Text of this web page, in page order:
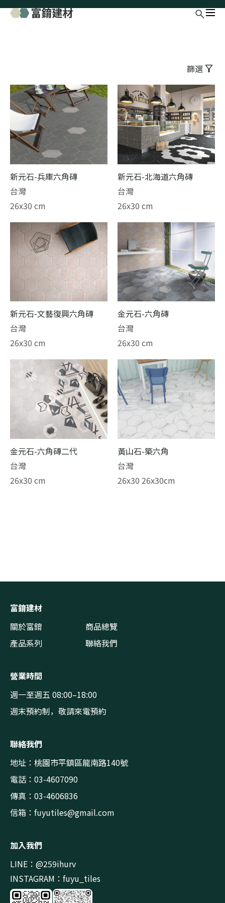
篩選
新元石-兵庫六角磚
台灣
26x30 cm
新元石-北海道六角磚
台灣
26x30 cm
新元石-文藝復興六角磚
台灣
26x30 cm
金元石-六角磚
台灣
26x30 cm
金元石-六角磚二代
台灣
26x30 cm
黃山石-築六角
台灣
26x30 26x30cm
富錥建材
關於富錥
商品總覽
產品系列
聯絡我們
營業時間
週一至週五 08:00–18:00
週末預約制，敬請來電預約
聯絡我們
地址：桃園市平鎮區龍南路140號
電話：03-4607090
傳真：03-4606836
信箱： fuyutiles@gmail.com
加入我們
LINE：@259ihurv
INSTAGRAM：fuyu_tiles